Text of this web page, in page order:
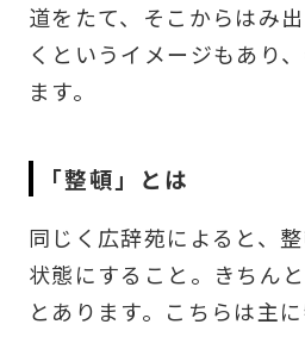
道をたて、そこからはみ
くというイメージもあり
ます。
「整頓」とは
同じく広辞苑によると、
状態にすること。きちん
とあります。こちらは主に